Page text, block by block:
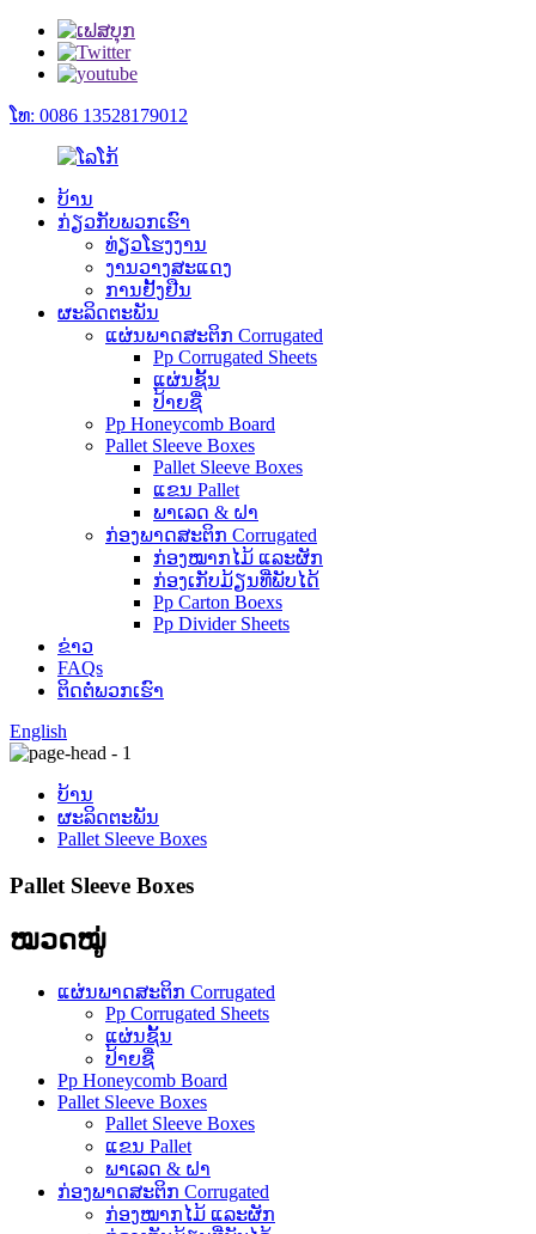
ໂທ: 0086 13528179012
ບ້ານ
ກ່ຽວ​ກັບ​ພວກ​ເຮົາ
ທ່ຽວໂຮງງານ
ງານວາງສະແດງ
ການຢັ້ງຢືນ
ຜະລິດຕະພັນ
ແຜ່ນພາດສະຕິກ Corrugated
Pp Corrugated Sheets
ແຜ່ນຊັ້ນ
ປ້າຍຊື່
Pp Honeycomb Board
Pallet Sleeve Boxes
Pallet Sleeve Boxes
ແຂນ Pallet
ພາເລດ & ຝາ
ກ່ອງພາດສະຕິກ Corrugated
ກ່ອງໝາກໄມ້ ແລະຜັກ
ກ່ອງເກັບມ້ຽນທີ່ພັບໄດ້
Pp Carton Boexs
Pp Divider Sheets
ຂ່າວ
FAQs
ຕິດ​ຕໍ່​ພວກ​ເຮົາ
English
ບ້ານ
ຜະລິດຕະພັນ
Pallet Sleeve Boxes
Pallet Sleeve Boxes
ໝວດໝູ່
ແຜ່ນພາດສະຕິກ Corrugated
Pp Corrugated Sheets
ແຜ່ນຊັ້ນ
ປ້າຍຊື່
Pp Honeycomb Board
Pallet Sleeve Boxes
Pallet Sleeve Boxes
ແຂນ Pallet
ພາເລດ & ຝາ
ກ່ອງພາດສະຕິກ Corrugated
ກ່ອງໝາກໄມ້ ແລະຜັກ